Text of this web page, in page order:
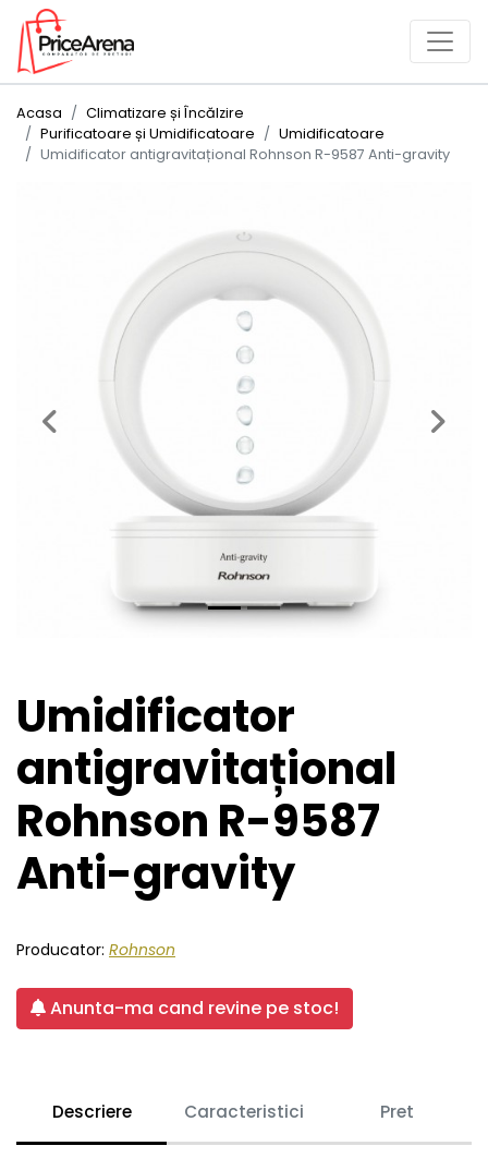
Acasa
Climatizare și Încălzire
Purificatoare și Umidificatoare
Umidificatoare
Umidificator antigravitațional Rohnson R-9587 Anti-gravity
Previous Next
Umidificator
antigravitațional
Rohnson R-9587
Anti-gravity
Producator: Rohnson
Anunta-ma cand revine pe stoc!
Descriere Caracteristici Pret